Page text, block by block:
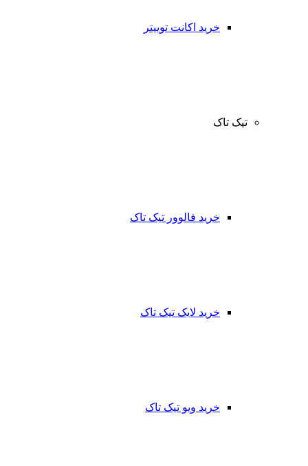
خرید اکانت توییتر
تیک تاک
خرید فالوور تیک تاک
خرید لایک تیک تاک
خرید ویو تیک تاک